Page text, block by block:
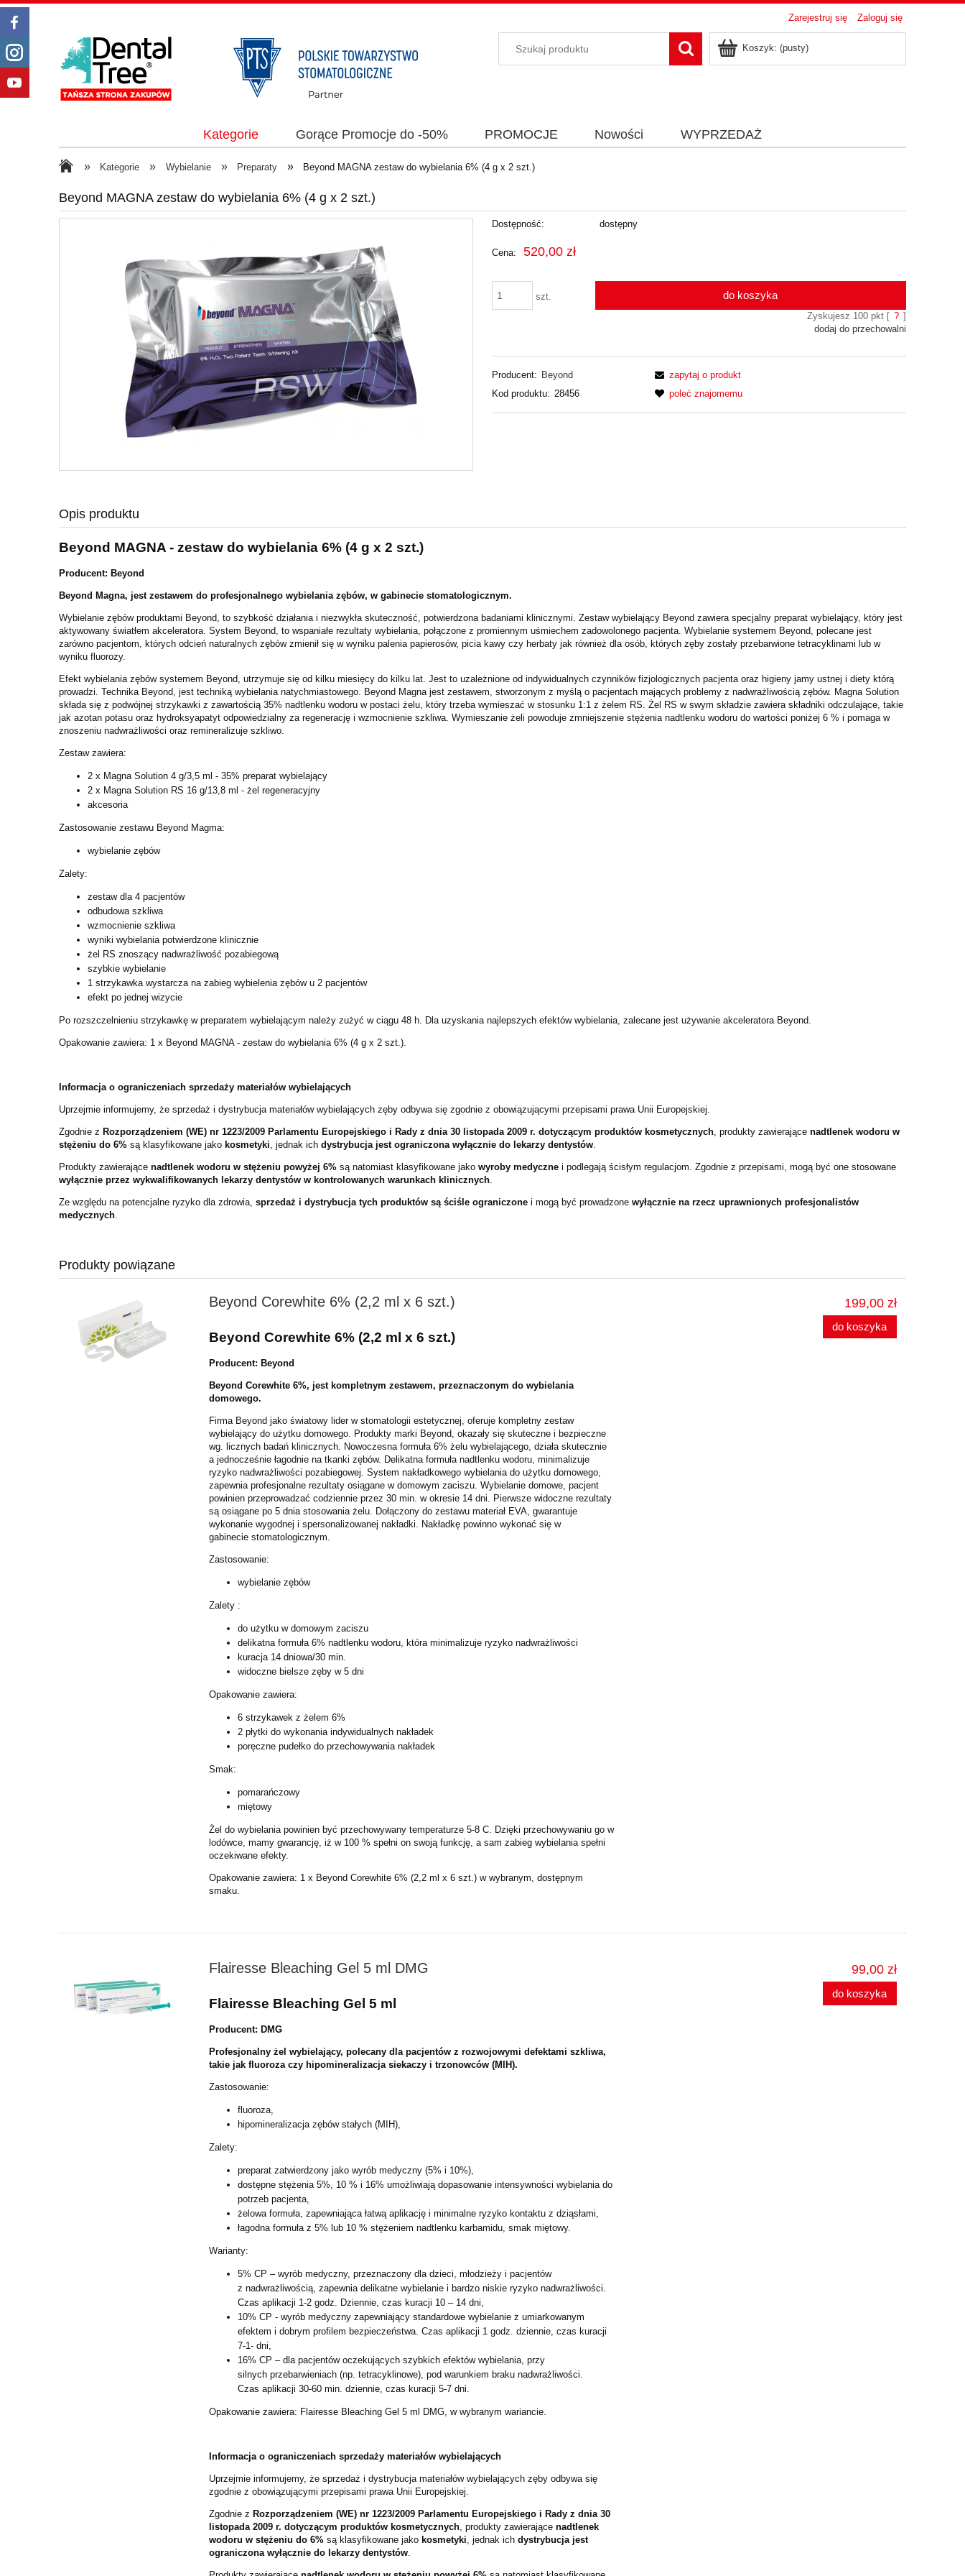
Zarejestruj się Zaloguj się
Koszyk: (pusty)
Kategorie Gorące Promocje do -50% PROMOCJE Nowości WYPRZEDAŻ
» Kategorie » Wybielanie » Preparaty » Beyond MAGNA zestaw do wybielania 6% (4 g x 2 szt.)
Beyond MAGNA zestaw do wybielania 6% (4 g x 2 szt.)
Dostępność: dostępny
Cena: 520,00 zł
szt. do koszyka
Zyskujesz 100pkt [ ? ]
dodaj do przechowalni
Producent: Beyond
Kod produktu: 28456
zapytaj o produkt
poleć znajomemu
Opis produktu
Beyond MAGNA - zestaw do wybielania 6% (4 g x 2 szt.)
Producent: Beyond
Beyond Magna, jest zestawem do profesjonalnego wybielania zębów, w gabinecie stomatologicznym.
Wybielanie zębów produktami Beyond, to szybkość działania i niezwykła skuteczność, potwierdzona badaniami klinicznymi. Zestaw wybielający Beyond zawiera specjalny preparat wybielający, który jest
aktywowany światłem akceleratora. System Beyond, to wspaniałe rezultaty wybielania, połączone z promiennym uśmiechem zadowolonego pacjenta. Wybielanie systemem Beyond, polecane jest
zarówno pacjentom, których odcień naturalnych zębów zmienił się w wyniku palenia papierosów, picia kawy czy herbaty jak również dla osób, których zęby zostały przebarwione tetracyklinami lub w
wyniku fluorozy.
Efekt wybielania zębów systemem Beyond, utrzymuje się od kilku miesięcy do kilku lat. Jest to uzależnione od indywidualnych czynników fizjologicznych pacjenta oraz higieny jamy ustnej i diety którą
prowadzi. Technika Beyond, jest techniką wybielania natychmiastowego. Beyond Magna jest zestawem, stworzonym z myślą o pacjentach mających problemy z nadwrażliwością zębów. Magna Solution
składa się z podwójnej strzykawki z zawartością 35% nadtlenku wodoru w postaci żelu, który trzeba wymieszać w stosunku 1:1 z żelem RS. Żel RS w swym składzie zawiera składniki odczulające, takie
jak azotan potasu oraz hydroksyapatyt odpowiedzialny za regenerację i wzmocnienie szkliwa. Wymieszanie żeli powoduje zmniejszenie stężenia nadtlenku wodoru do wartości poniżej 6 % i pomaga w
znoszeniu nadwrażliwości oraz remineralizuje szkliwo.
Zestaw zawiera:
2 x Magna Solution 4 g/3,5 ml - 35% preparat wybielający
2 x Magna Solution RS 16 g/13,8 ml - żel regeneracyjny
akcesoria
Zastosowanie zestawu Beyond Magma:
wybielanie zębów
Zalety:
zestaw dla 4 pacjentów
odbudowa szkliwa
wzmocnienie szkliwa
wyniki wybielania potwierdzone klinicznie
żel RS znoszący nadwrażliwość pozabiegową
szybkie wybielanie
1 strzykawka wystarcza na zabieg wybielenia zębów u 2 pacjentów
efekt po jednej wizycie
Po rozszczelnieniu strzykawkę w preparatem wybielającym należy zużyć w ciągu 48 h. Dla uzyskania najlepszych efektów wybielania, zalecane jest używanie akceleratora Beyond.
Opakowanie zawiera: 1 x Beyond MAGNA - zestaw do wybielania 6% (4 g x 2 szt.).
Informacja o ograniczeniach sprzedaży materiałów wybielających
Uprzejmie informujemy, że sprzedaż i dystrybucja materiałów wybielających zęby odbywa się zgodnie z obowiązującymi przepisami prawa Unii Europejskiej.
Zgodnie z Rozporządzeniem (WE) nr 1223/2009 Parlamentu Europejskiego i Rady z dnia 30 listopada 2009 r. dotyczącym produktów kosmetycznych, produkty zawierające nadtlenek wodoru w
stężeniu do 6% są klasyfikowane jako kosmetyki, jednak ich dystrybucja jest ograniczona wyłącznie do lekarzy dentystów.
Produkty zawierające nadtlenek wodoru w stężeniu powyżej 6% są natomiast klasyfikowane jako wyroby medyczne i podlegają ścisłym regulacjom. Zgodnie z przepisami, mogą być one stosowane
wyłącznie przez wykwalifikowanych lekarzy dentystów w kontrolowanych warunkach klinicznych.
Ze względu na potencjalne ryzyko dla zdrowia, sprzedaż i dystrybucja tych produktów są ściśle ograniczone i mogą być prowadzone wyłącznie na rzecz uprawnionych profesjonalistów
medycznych.
Produkty powiązane
Beyond Corewhite 6% (2,2 ml x 6 szt.)
Beyond Corewhite 6% (2,2 ml x 6 szt.)
Producent: Beyond
Beyond Corewhite 6%, jest kompletnym zestawem, przeznaczonym do wybielania
domowego.
Firma Beyond jako światowy lider w stomatologii estetycznej, oferuje kompletnyzestaw
wybielający do użytku domowego. Produkty marki Beyond, okazały sięskuteczne i bezpieczne
wg. licznych badań klinicznych.
Nowoczesna formuła 6% żelu wybielającego, działa skutecznie
a jednocześniełagodnie na tkanki zębów. Delikatna formuła nadtlenku wodoru, minimalizuje
ryzykonadwrażliwości pozabiegowej. System nakładkowego wybielania do użytkudomowego,
zapewnia profesjonalne rezultaty osiągane w domowym zaciszu.Wybielanie domowe, pacjent
powinien przeprowadzać codziennie przez 30 min. wokresie 14 dni. Pierwsze widoczne rezultaty
są osiągane po 5 dnia stosowania żelu.
Dołączony do zestawu materiał EVA, gwarantuje
wykonanie wygodnej ispersonalizowanej nakładki. Nakładkę powinno wykonać się w
gabineciestomatologicznym.
Zastosowanie:
wybielanie zębów
Zalety :
do użytku w domowym zaciszu
delikatna formuła 6% nadtlenku wodoru, która minimalizuje ryzykonadwrażliwości
kuracja 14 dniowa/30 min.
widoczne bielsze zęby w 5 dni
Opakowanie zawiera:
6 strzykawek z żelem 6%
2 płytki do wykonania indywidualnych nakładek
poręczne pudełko do przechowywania nakładek
Smak:
pomarańczowy
miętowy
Żel do wybielania powinien być przechowywany temperaturze 5-8 C. Dziękiprzechowywaniu go w
lodówce, mamy gwarancję, iż w 100 % spełni on swojąfunkcję, a sam zabieg wybielania spełni
oczekiwane efekty.
Opakowanie zawiera: 1 x Beyond Corewhite 6% (2,2 ml x 6 szt.) w wybranym, dostępnym
smaku.
199,00 zł
do koszyka
Flairesse Bleaching Gel 5 ml DMG
Flairesse Bleaching Gel 5 ml
Producent: DMG
Profesjonalny żel wybielający, polecany dla pacjentów z rozwojowymidefektami szkliwa,
takie jak fluoroza czy hipomineralizacja siekaczy itrzonowców (MIH).
Zastosowanie:
fluoroza,
hipomineralizacja zębów stałych (MIH),
Zalety:
preparat zatwierdzony jako wyrób medyczny (5% i 10%),
dostępne stężenia 5%, 10 % i 16% umożliwiają dopasowanie intensywności wybielania do
potrzeb pacjenta,
żelowa formuła, zapewniająca łatwą aplikację i minimalne ryzyko kontaktu z dziąsłami,
łagodna formuła z 5% lub 10 % stężeniem nadtlenku karbamidu, smak miętowy.
Warianty:
5% CP – wyrób medyczny, przeznaczony dla dzieci, młodzieży i pacjentów
z nadwrażliwością, zapewnia delikatne wybielanie i bardzo niskie ryzyko nadwrażliwości.
Czas aplikacji 1-2 godz. Dziennie, czas kuracji 10 – 14 dni,
10% CP - wyrób medyczny zapewniający standardowe wybielanie z umiarkowanym
efektem i dobrym profilem bezpieczeństwa. Czas aplikacji 1 godz. dziennie, czas kuracji
7-1- dni,
16% CP – dla pacjentów oczekujących szybkich efektów wybielania, przy
silnych przebarwieniach (np. tetracyklinowe), pod warunkiem braku nadwrażliwości.
Czas aplikacji 30-60 min. dziennie, czas kuracji 5-7 dni.
Opakowanie zawiera: Flairesse Bleaching Gel 5 ml DMG, w wybranym wariancie.
Informacja o ograniczeniach sprzedaży materiałów wybielających
Uprzejmie informujemy, że sprzedaż i dystrybucja materiałów wybielających zęby odbywa się
zgodnie z obowiązującymi przepisami prawa Unii Europejskiej.
Zgodnie z Rozporządzeniem (WE) nr 1223/2009 Parlamentu Europejskiego i Rady z dnia 30
listopada 2009 r. dotyczącym produktów kosmetycznych, produkty zawierającenadtlenek
wodoru w stężeniu do 6% są klasyfikowane jako kosmetyki, jednak ichdystrybucja jest
ograniczona wyłącznie do lekarzy dentystów.
99,00 zł
do koszyka